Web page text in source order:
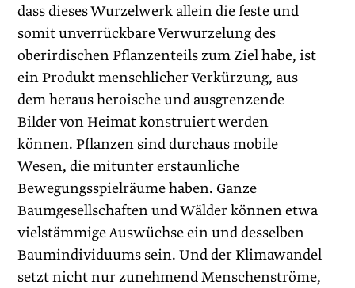
dass dieses Wurzelwerk allein die feste und
somit unverrückbare Verwurzelung des
oberirdischen Pflanzenteils zum Ziel habe, ist
ein Produkt menschlicher Verkürzung, aus
dem heraus heroische und ausgrenzende
Bilder von Heimat konstruiert werden
können. Pflanzen sind durchaus mobile
Wesen, die mitunter erstaunliche
Bewegungsspielräume haben. Ganze
Baumgesellschaften und Wälder können etwa
vielstämmige Auswüchse ein und desselben
Baumindividuums sein. Und der Klimawandel
setzt nicht nur zunehmend Menschenströme,